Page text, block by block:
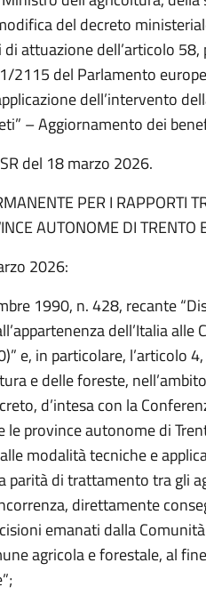
del decreto
attuazione dell’articolo
2115 del Parlamento
dell’intervento
– Aggiornamento dei
del 18 marzo 2026.
PER I RAPPORTI
AUTONOME DI TRENTO
2026:
1990, n. 428, recante
dell’Italia alle
e, in particolare, l’articolo
e delle foreste,
d’intesa con la
le province autonome di
modalità tecniche e
parità di trattamento tra gli
direttamente
emanati dalla
agricola e forestale, al